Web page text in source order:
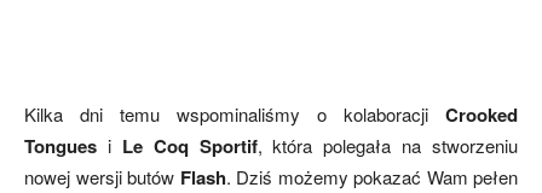
Kilka dni temu wspominaliśmy o kolaboracji Crooked
Tongues i Le Coq Sportif, która polegała na stworzeniu
nowej wersji butów Flash. Dziś możemy pokazać Wam pełen